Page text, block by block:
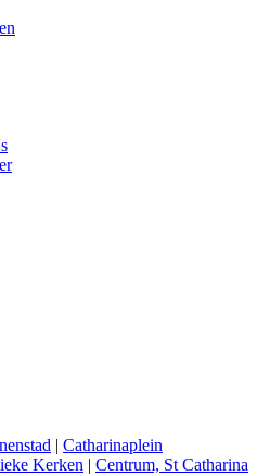
| Catharinaplein
Kerken | Centrum, St Catharina